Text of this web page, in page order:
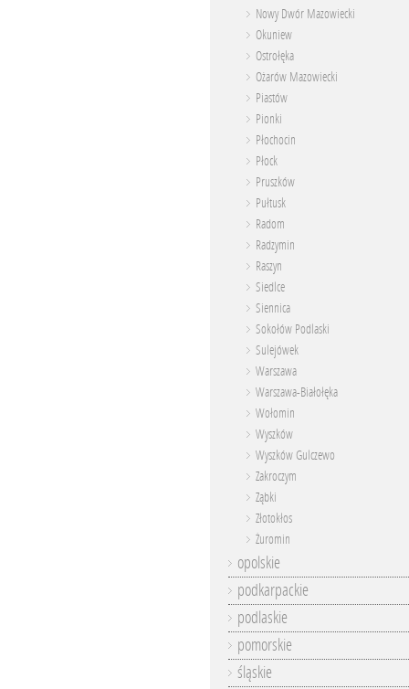
Nowy Dwór Mazowiecki
Okuniew
Ostrołęka
Ożarów Mazowiecki
Piastów
Pionki
Płochocin
Płock
Pruszków
Pułtusk
Radom
Radzymin
Raszyn
Siedlce
Siennica
Sokołów Podlaski
Sulejówek
Warszawa
Warszawa-Białołęka
Wołomin
Wyszków
Wyszków Gulczewo
Zakroczym
Ząbki
Złotokłos
Żuromin
opolskie
podkarpackie
podlaskie
pomorskie
śląskie